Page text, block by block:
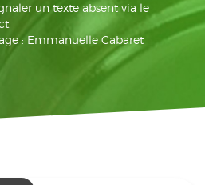
un texte absent via le
: Emmanuelle Cabaret